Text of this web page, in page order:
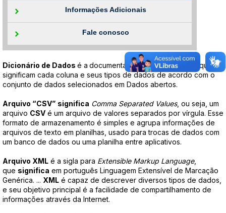
Informações Adicionais
Fale conosco
Dicionário de Dados é a documentação de quais são e o que
significam cada coluna e seus tipos de dados de acordo com o
conjunto de dados selecionados em Dados abertos.
Arquivo “CSV” significa Comma Separated Values, ou seja, um
arquivo CSV é um arquivo de valores separados por vírgula. Esse
formato de armazenamento é simples e agrupa informações de
arquivos de texto em planilhas, usado para trocas de dados com
um banco de dados ou uma planilha entre aplicativos.
Arquivo XML é a sigla para Extensible Markup Language,
que significa em português Linguagem Extensível de Marcação
Genérica. ... XML é capaz de descrever diversos tipos de dados,
e seu objetivo principal é a facilidade de compartilhamento de
informações através da Internet.